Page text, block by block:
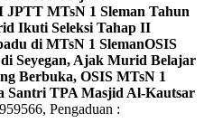
JPTT MTsN 1 Sleman Tahun
Ikuti Seleksi Tahap II
di MTsN 1 SlemanOSIS
Seyegan, Ajak Murid Belajar
Berbuka, OSIS MTsN 1
Santri TPA Masjid Al-Kautsar
Pengaduan :